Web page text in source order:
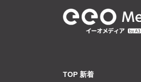
TOP 新着